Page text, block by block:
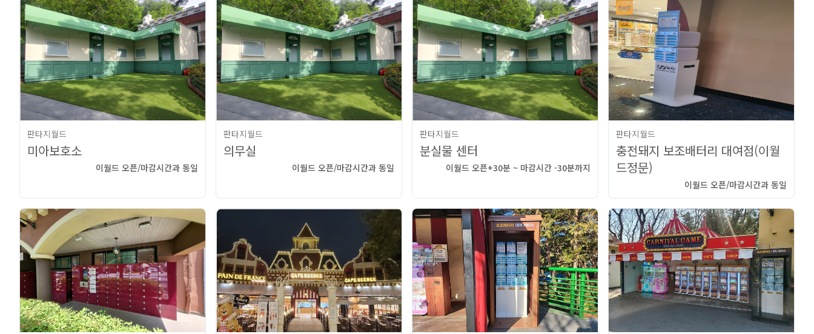
판타지월드
미아보호소
이월드 오픈/마감시간과 동일
판타지월드
의무실
이월드 오픈/마감시간과 동일
판타지월드
분실물 센터
이월드 오픈+30분 ~ 마감시간 -30분까지
판타지월드
충전돼지 보조배터리 대여점(이월
드정문)
이월드 오픈/마감시간과 동일